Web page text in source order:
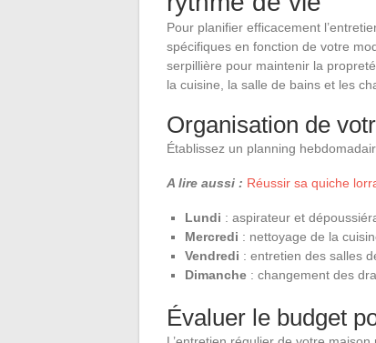
Pour planifier efficacement
spécifiques en fonction de votre
serpillière pour maintenir la
la cuisine, la salle de bains et les
Organisation de
Établissez un planning
A lire aussi : Réussir sa quiche
Lundi : aspirateur et
Mercredi : nettoyage de la
Vendredi : entretien des salles
Dimanche : changement des
Évaluer le budget